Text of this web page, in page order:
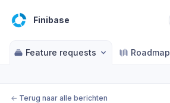
Finibase
Feature requests Roadmap
← Terug naar alle berichten